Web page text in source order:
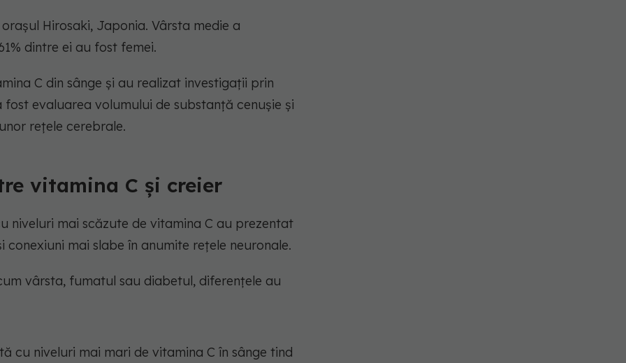
Hirosaki, Japonia. Vârsta medie a
dintre ei au fost femei.
C din sânge și au realizat investigații prin
evaluarea volumului de substanță cenușie și
rețele cerebrale.
vitamina C și creier
niveluri mai scăzute de vitamina C au prezentat
mai slabe în anumite rețele neuronale.
vârsta, fumatul sau diabetul, diferențele au
cu niveluri mai mari de vitamina C în sânge tind